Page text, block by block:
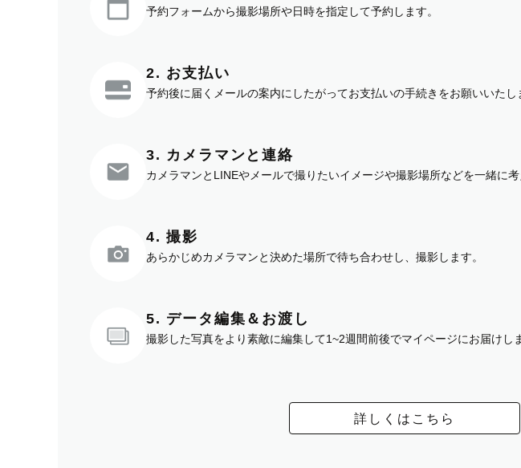
予約フォームから撮影場所や日時を指定して予約します。
2. お支払い
予約後に届くメールの案内にしたがってお支払いの手続きをお願いいたし
3. カメラマンと連絡
カメラマンとLINEやメールで撮りたいイメージや撮影場所などを一緒に考
4. 撮影
あらかじめカメラマンと決めた場所で待ち合わせし、撮影します。
5. データ編集＆お渡し
撮影した写真をより素敵に編集して1~2週間前後でマイページにお届けし
詳しくはこちら